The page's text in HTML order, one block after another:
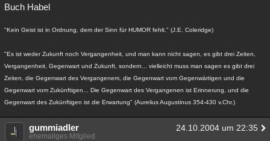
Buch Habel
"Kein Geist ist in Ordnung, dem der Sinn für HUMOR fehlt." (J.E. Coleridge)
"Es ist weder Zukunft noch Vergangenheit, und man kann nicht sagen, es gibt drei Zeiten,
Vergangenheit, Gegenwart und Zukunft, sondern... vielleicht muss man sagen es gibt drei
Zeiten, die Gegenwart des Vergangenem, die Gegenwart vom Gegenwärtigen und die
Gegenwart vom Zukünftigen... Die Gegenwart des Vergangenen ist Erinnerung, und die
Gegenwart des Zukünftigen ist die Erwartung" (Aurelius Augustinus 354-430 v.Chr.)
gummiadler 24.10.2004 um 22:35
ehemaliges Mitglied